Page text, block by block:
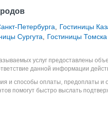
Петербурга
Гостиницы
Сургута Гостиницы Томска
услуг предоставлены
данной информации
и способы оплаты, предоплаты и
помогут быстро выслать